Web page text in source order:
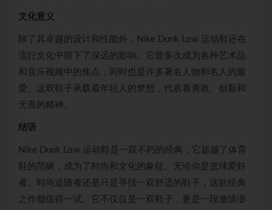
文化意义
除了其卓越的设计和性能外，Nike Dunk Low 运动鞋还在
流行文化中留下了深远的影响。它曾多次成为各种艺术品
和音乐视频中的焦点，同时也是许多著名人物和名人的最
爱。这双鞋子承载着年轻人的梦想，代表着勇敢、创新和
无畏的精神。
结语
Nike Dunk Low 运动鞋是一双不朽的经典，它超越了体育
鞋的范畴，成为了时尚和文化的象征。无论你是篮球爱好
者、时尚追随者还是只是寻找一双舒适的鞋子，这款经典
之作都值得一试。它不仅仅是一双鞋子，更是一段激情澎